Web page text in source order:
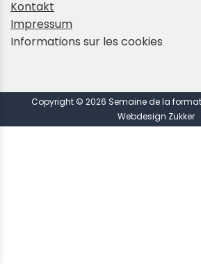
Kontakt
Impressum
Informations sur les cookies
Copyright © 2026 Semaine de la
Webdesign Zukker